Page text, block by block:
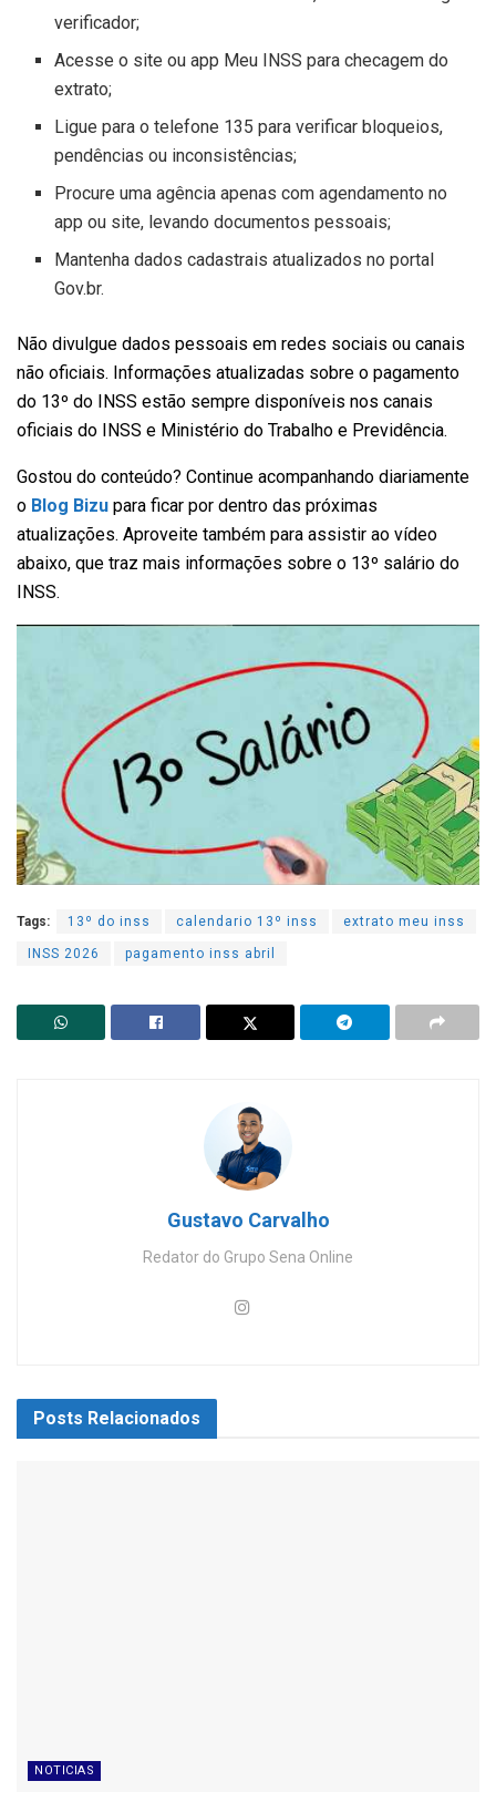
verificador;
Acesse o site ou app Meu INSS para checagem do
extrato;
Ligue para o telefone 135 para verificar bloqueios,
pendências ou inconsistências;
Procure uma agência apenas com agendamento no
app ou site, levando documentos pessoais;
Mantenha dados cadastrais atualizados no portal
Gov.br.
Não divulgue dados pessoais em redes sociais ou canais
não oficiais. Informações atualizadas sobre o pagamento
do 13º do INSS estão sempre disponíveis nos canais
oficiais do INSS e Ministério do Trabalho e Previdência.
Gostou do conteúdo? Continue acompanhando diariamente
o Blog Bizu para ficar por dentro das próximas
atualizações. Aproveite também para assistir ao vídeo
abaixo, que traz mais informações sobre o 13º salário do
INSS.
Tags: 13º do inss calendario 13º inss extrato meu inss
INSS 2026 pagamento inss abril
Gustavo Carvalho
Redator do Grupo Sena Online
Posts Relacionados
NOTICIAS